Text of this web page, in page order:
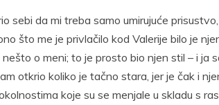
sebi da mi treba samo umirujuće
što me je privlačilo kod Valerije bilo je
o meni; to je prosto bio njen stil – i ja
otkrio koliko je tačno stara, jer je čak i
koje su se menjale u skladu s